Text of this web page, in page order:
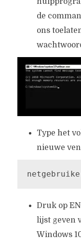
de
ons
Type het
nieuwe
Druk op
lijst geven
Windows